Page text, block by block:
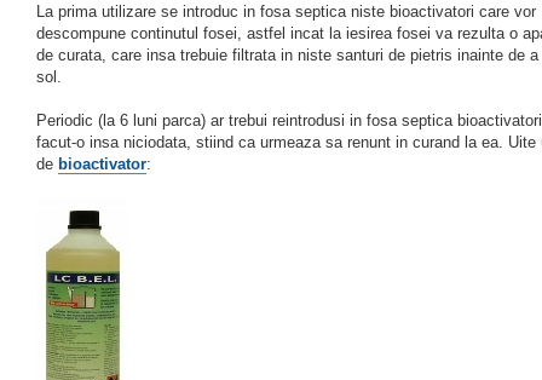
La prima utilizare se introduc in fosa septica niste bioactivatori care vor
descompune continutul fosei, astfel incat la iesirea fosei va rezulta o
de curata, care insa trebuie filtrata in niste santuri de pietris inainte de a
sol.
Periodic (la 6 luni parca) ar trebui reintrodusi in fosa septica
facut-o insa niciodata, stiind ca urmeaza sa renunt in curand la ea. Uite
de bioactivator: